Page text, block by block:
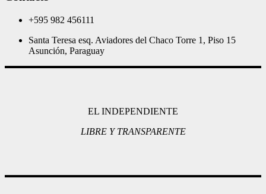
+595 982 456111
Santa Teresa esq. Aviadores del Chaco Torre 1, Piso 15
Asunción, Paraguay
EL INDEPENDIENTE
LIBRE Y TRANSPARENTE